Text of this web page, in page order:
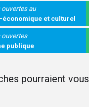
au
économique et culturel
ouvertes
publique
pourraient vous